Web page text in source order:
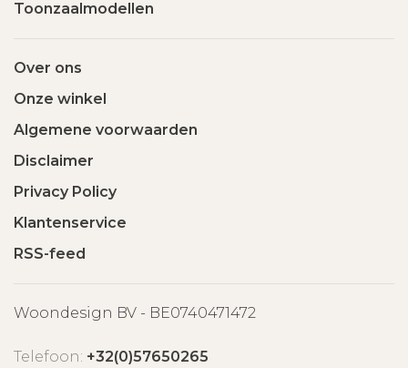
Toonzaalmodellen
Over ons
Onze winkel
Algemene voorwaarden
Disclaimer
Privacy Policy
Klantenservice
RSS-feed
Woondesign BV - BE0740471472
Telefoon: +32(0)57650265